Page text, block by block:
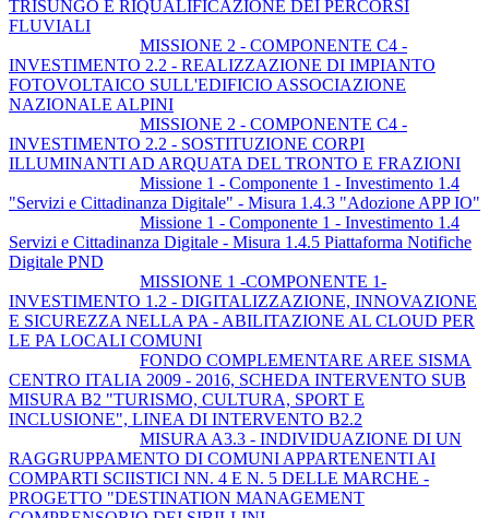
TRISUNGO E RIQUALIFICAZIONE DEI PERCORSI
FLUVIALI
MISSIONE 2 - COMPONENTE C4 -
INVESTIMENTO 2.2 - REALIZZAZIONE DI IMPIANTO
FOTOVOLTAICO SULL'EDIFICIO ASSOCIAZIONE
NAZIONALE ALPINI
MISSIONE 2 - COMPONENTE C4 -
INVESTIMENTO 2.2 - SOSTITUZIONE CORPI
ILLUMINANTI AD ARQUATA DEL TRONTO E FRAZIONI
Missione 1 - Componente 1 - Investimento 1.4
"Servizi e Cittadinanza Digitale" - Misura 1.4.3 "Adozione APP IO"
Missione 1 - Componente 1 - Investimento 1.4
Servizi e Cittadinanza Digitale - Misura 1.4.5 Piattaforma Notifiche
Digitale PND
MISSIONE 1 -COMPONENTE 1-
INVESTIMENTO 1.2 - DIGITALIZZAZIONE, INNOVAZIONE
E SICUREZZA NELLA PA - ABILITAZIONE AL CLOUD PER
LE PA LOCALI COMUNI
FONDO COMPLEMENTARE AREE SISMA
CENTRO ITALIA 2009 - 2016, SCHEDA INTERVENTO SUB
MISURA B2 "TURISMO, CULTURA, SPORT E
INCLUSIONE", LINEA DI INTERVENTO B2.2
MISURA A3.3 - INDIVIDUAZIONE DI UN
RAGGRUPPAMENTO DI COMUNI APPARTENENTI AI
COMPARTI SCIISTICI NN. 4 E N. 5 DELLE MARCHE -
PROGETTO "DESTINATION MANAGEMENT